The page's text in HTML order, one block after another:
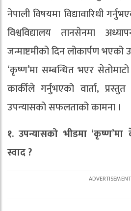
नेपाली विषयमा विद्यावारिधी
विश्वविद्यालय तानसेनमा
जन्माष्टमीको दिन लोकार्पण
‘कृष्ण’मा सम्बन्धित भएर
कार्कीले गर्नुभएको वार्ता,
उपन्यासको सफलताको कामना ।
१. उपन्यासको भीडमा
स्वाद ?